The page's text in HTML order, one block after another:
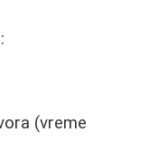
(vreme